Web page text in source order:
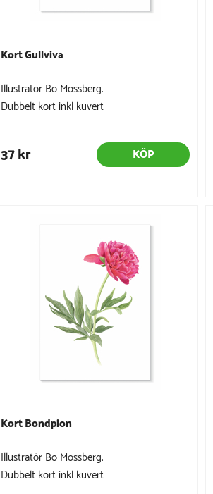
Kort Gullviva
Illustratör Bo Mossberg.
Dubbelt kort inkl kuvert
37 kr KÖP
Kort Bondpion
Illustratör Bo Mossberg.
Dubbelt kort inkl kuvert